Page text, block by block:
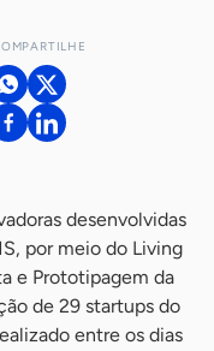
desenvolvidas
por meio do Living
e Prototipagem da
de 29 startups do
entre os dias